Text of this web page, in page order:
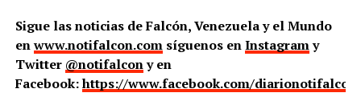
Sigue las noticias de Falcón, Venezuela y el Mundo
enwww.notifalcon.comsíguenos enInstagramy
Twitter @notifalcony en
Facebook:https://www.facebook.com/